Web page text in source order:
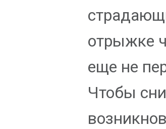
отрыжке
еще не
Чтобы